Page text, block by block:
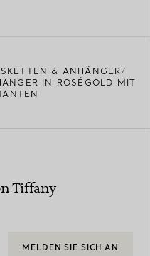
& ANHÄNGER
IN ROSÉGOLD MIT
Tiffany
MELDEN SIE SICH AN